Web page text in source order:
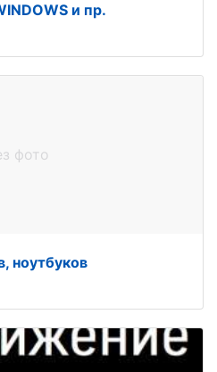
и пр.
фото
ноутбуков